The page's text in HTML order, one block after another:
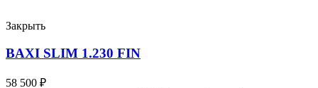
Закрыть
BAXI SLIM 1.230 FIN
58 500 ₽